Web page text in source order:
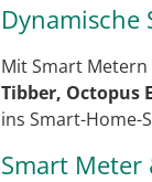
Mit Smart
Tibber, Octopus
ins Smart-Home-
Smart Meter